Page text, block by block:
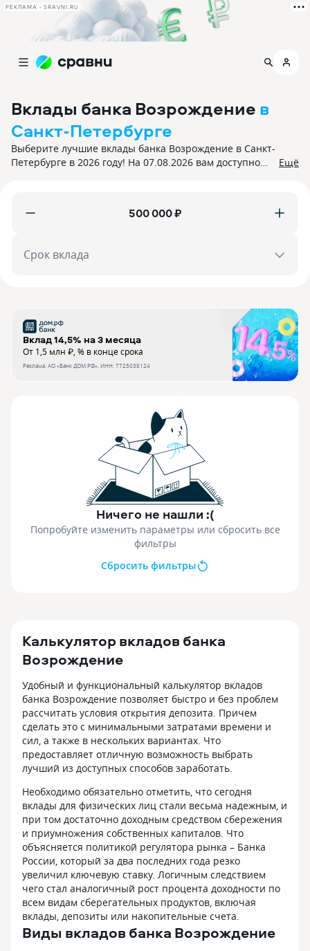
РЕКЛАМА • SRAVNI.RU
Вклады банка Возрождение в
Санкт-Петербурге
Выберите лучшие вклады банка Возрождение в Санкт-
Петербурге в 2026 году! На 07.08.2026 вам доступно
Ещё
₽
Срок вклада
Вклад 14,5% на 3 месяца
От 1,5 млн ₽, % в конце срока
Реклама. АО «Банк ДОМ.РФ». ИНН: 7725038124
Ничего не нашли :(
Попробуйте изменить параметры или сбросить все
фильтры
Сбросить фильтры
Калькулятор вкладов банка
Возрождение
Удобный и функциональный калькулятор вкладов
банка Возрождение позволяет быстро и без проблем
рассчитать условия открытия депозита. Причем
сделать это с минимальными затратами времени и
сил, а также в нескольких вариантах. Что
предоставляет отличную возможность выбрать
лучший из доступных способов заработать.
Необходимо обязательно отметить, что сегодня
вклады для физических лиц стали весьма надежным, и
при том достаточно доходным средством сбережения
и приумножения собственных капиталов. Что
объясняется политикой регулятора рынка – Банка
России, который за два последних года резко
увеличил ключевую ставку. Логичным следствием
чего стал аналогичный рост процента доходности по
всем видам сберегательных продуктов, включая
вклады, депозиты или накопительные счета.
Виды вкладов банка Возрождение